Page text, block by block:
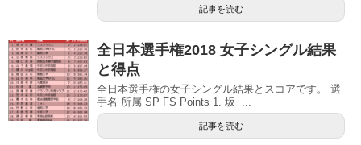
記事を読む
全日本選手権2018 女子シングル結果
と得点
全日本選手権の女子シングル結果とスコアです。 選
手名 所属 SP FS Points 1. 坂 ...
記事を読む